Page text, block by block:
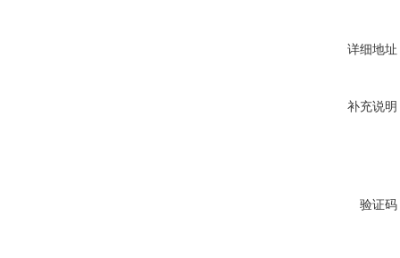
详细地址
补充说明
验证码